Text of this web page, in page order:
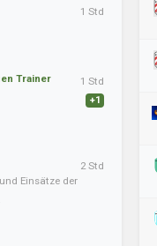
1 Std
Trainer
1 Std
+1
Einsätze der
2 Std